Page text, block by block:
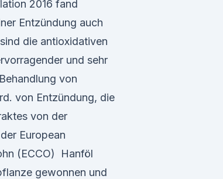
2016 fand
Entzündung auch
die antioxidativen
und sehr
von
von Entzündung, die
von der
European
(ECCO) Hanföl
gewonnen und